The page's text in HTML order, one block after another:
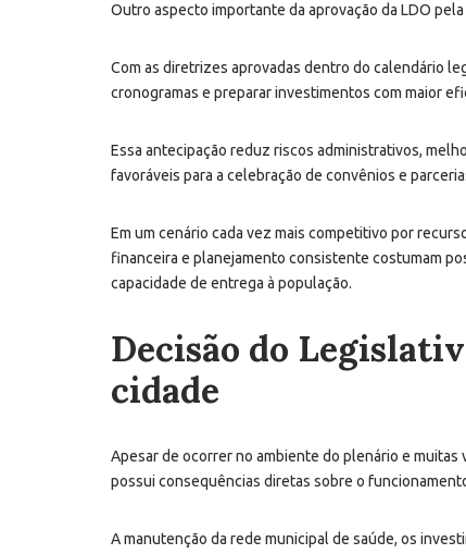
Outro aspecto importante da aprovação da LDO
Com as diretrizes aprovadas dentro do calendário
cronogramas e preparar investimentos com maior
Essa antecipação reduz riscos administrativos,
favoráveis para a celebração de convênios e
Em um cenário cada vez mais competitivo por
financeira e planejamento consistente costumam
capacidade de entrega à população.
Decisão do
cidade
Apesar de ocorrer no ambiente do plenário e muitas
possui consequências diretas sobre o
A manutenção da rede municipal de saúde, os